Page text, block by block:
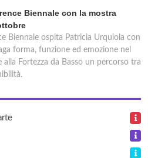
Biennale con la mostra
Biennale ospita Patricia Urquiola con
forma, funzione ed emozione nel
Fortezza da Basso un percorso tra